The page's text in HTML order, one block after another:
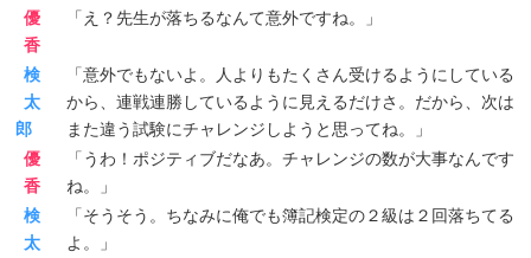
優
香
「え？先生が落ちるなんて意外ですね。」
検
太
郎
「意外でもないよ。人よりもたくさん受けるようにしている
から、連戦連勝しているように見えるだけさ。だから、次は
また違う試験にチャレンジしようと思ってね。」
優
香
「うわ！ポジティブだなあ。チャレンジの数が大事なんです
ね。」
検
太
「そうそう。ちなみに俺でも簿記検定の２級は２回落ちてる
よ。」